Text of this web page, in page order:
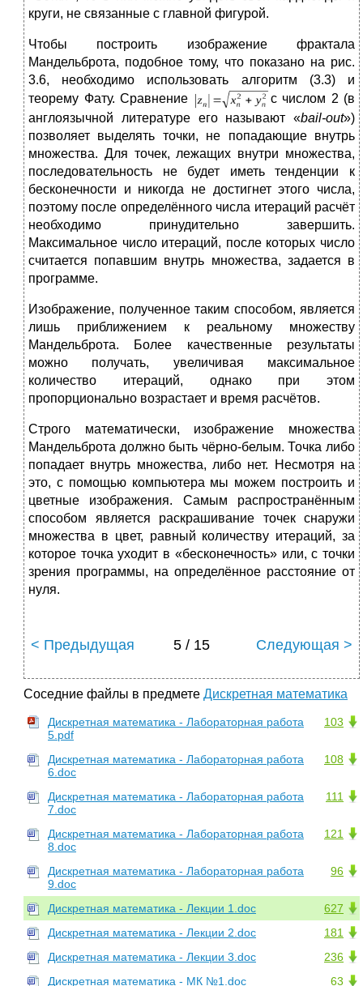
круги, не связанные с главной фигурой.
Чтобы построить изображение фрактала
Мандельброта, подобное тому, что показано на рис.
3.6, необходимо использовать алгоритм (3.3) и
теорему Фату. Сравнение
с числом 2 (в
англоязычной литературе его называют «bail-out»)
позволяет выделять точки, не попадающие внутрь
множества. Для точек, лежащих внутри множества,
последовательность не будет иметь тенденции к
бесконечности и никогда не достигнет этого числа,
поэтому после определённого числа итераций расчёт
необходимо принудительно завершить.
Максимальное число итераций, после которых число
считается попавшим внутрь множества, задается в
программе.
Изображение, полученное таким способом, является
лишь приближением к реальному множеству
Мандельброта. Более качественные результаты
можно получать, увеличивая максимальное
количество итераций, однако при этом
пропорционально возрастает и время расчётов.
Строго математически, изображение множества
Мандельброта должно быть чёрно-белым. Точка либо
попадает внутрь множества, либо нет. Несмотря на
это, с помощью компьютера мы можем построить и
цветные изображения. Самым распространённым
способом является раскрашивание точек снаружи
множества в цвет, равный количеству итераций, за
которое точка уходит в «бесконечность» или, с точки
зрения программы, на определённое расстояние от
нуля.
< Предыдущая 5 / 15 Следующая >
Соседние файлы в предмете Дискретная математика
103
Дискретная математика - Лабораторная работа
5.pdf
108
Дискретная математика - Лабораторная работа
6.doc
111
Дискретная математика - Лабораторная работа
7.doc
121
Дискретная математика - Лабораторная работа
8.doc
96
Дискретная математика - Лабораторная работа
9.doc
627
Дискретная математика - Лекции 1.doc
181
Дискретная математика - Лекции 2.doc
236
Дискретная математика - Лекции 3.doc
63
Дискретная математика - МК №1.doc